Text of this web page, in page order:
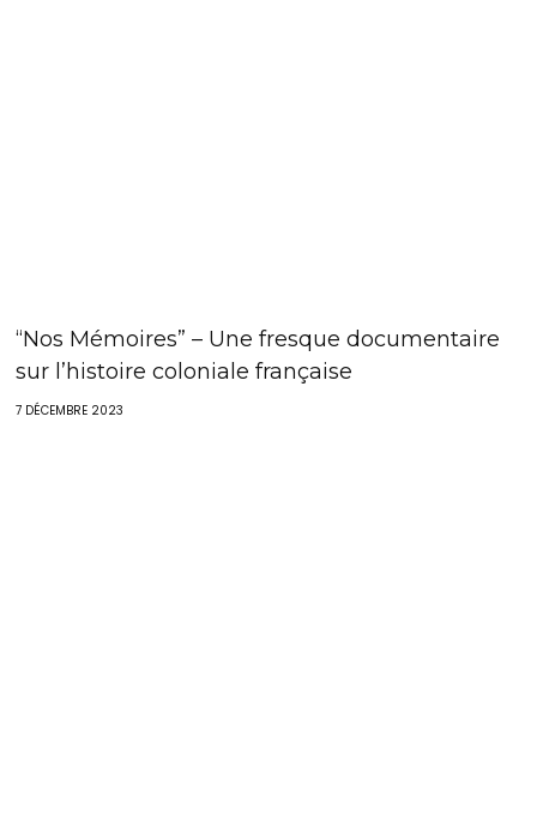
“Nos Mémoires” – Une fresque documentaire
sur l’histoire coloniale française
7 DÉCEMBRE 2023